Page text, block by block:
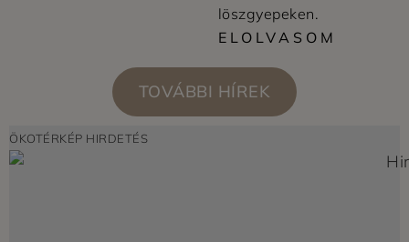
löszgyepeken.
ELOLVASOM
TOVÁBBI HÍREK
ÖKOTÉRKÉP HIRDETÉS